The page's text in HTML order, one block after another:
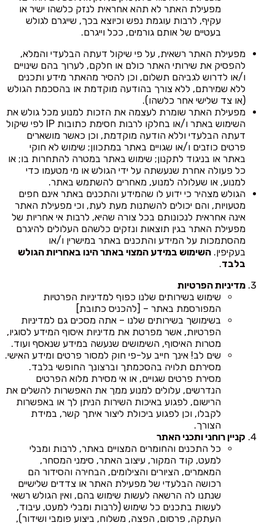
מפעילת האתר לא תהא אחראית לנזק כלשהו ישיר או
עקיף, לרבות עוגמת נפש וכיוצא בכך, שייגרם לגולש
בעטיים של אותם גורמים, ככל וייגרם.
מפעילת האתר רשאית, על פי שיקול דעתה הבלעדי והמלא,
להפסיק את שירותי האתר כולם או חלקם, לערוך בהם שינויים
ו/או לדרוש לגביהם תשלום, וכן להסיר מהאתר מידע ותכנים
ללא שמירתם, ללא צורך בהודעה מוקדמת או בהסכמת הגולש
(או צד שלישי אחר כלשהו).
מפעילת האתר שומרת לעצמה את הזכות למנוע מכל גולש את
השימוש באתר ו/או בחלקו לרבות חסימת כתובות IP לפי שיקול
דעתה הבלעדי וללא הודעה מוקדמת, וכן כאשר מושארים
פרטים כוזבים ו/או שגויים באתר במתכוון; שימוש לא חוקי
באתר או בניגוד לתקנון; שימוש באתר במטרה להתחרות בו; או
כל פעולה אחרת שנעשתה על ידי הגולש או מי מטעמו כדי
למנוע, או שעלולה למנוע, מאחרים להשתמש באתר.
הגולש מצהיר כי ידוע לו שהמידע והתכנים באתר אינם חפים
מטעויות, והם יכולים להשתנות מעת לעת, וכי מפעילת האתר
אינה אחראית לנכונותם בכל צורה שהיא, לרבות אי אחריות של
מפעילת האתר בגין תוצאות ונזקים כלשהם העלולים להיגרם
מהסתמכות על המידע והתכנים באתר במישרין ו/או
בעקיפין. השימוש במידע המצוי באתר הינו באחריות הגולש
בלבד.
מדיניות הפרטיות
שימוש בשירותים שלנו כפוף למדיניות הפרטיות
המפורסמת באתר – [להכניס כתובת]
בשימושך בשירותים שלנו – אתה מסכים גם למדיניות
הפרטיות, אשר מפרטת את מדיניות איסוף המידע לסוגיו,
מטרות האיסוף, השימושים שנעשה במידע שנאסף ועוד.
שים לב! אינך חייב על-פי חוק למסור פרטים ומידע האישי.
מסירתם תלויה בהסכמתך וברצונך החופשי בלבד.
מסירת פרטים שגויים, או אי מסירת מלוא הפרטים
הנדרשים, עלולים למנוע ממך את האפשרות להשלים את
הרישום, לפגוע באיכות השירות הניתן לך או באפשרות
לקבלו, וכן לפגוע ביכולת ליצור איתך קשר, במידת
הצורך.
קניין רוחני ותכני האתר
כל התכנים והחומרים המצויים באתר, לרבות ומבלי
למעט, קוד המקור, עיצוב האתר, סימני המסחר,
המאמרים, הציורים והצילומים, הבחירה והסידור הם
רכושה הבלעדי של מפעילת האתר או צדדים שלישיים
שנתנו לה הרשאה לעשות שימוש בהם, ואין הגולש רשאי
לעשות בתכנים כל שימוש (לרבות ומבלי למעט, עיבוד,
העתקה, פרסום, הפצה, משלוח, ביצוע פומבי ושידור),